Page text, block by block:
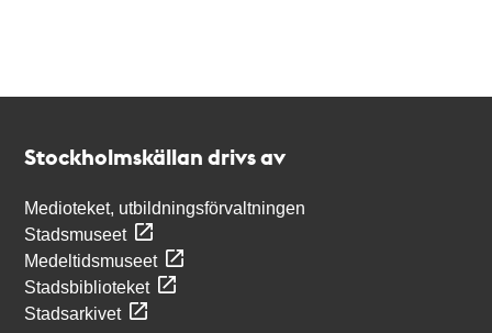
Stockholmskällan drivs av
Medioteket, utbildningsförvaltningen
Stadsmuseet
Medeltidsmuseet
Stadsbiblioteket
Stadsarkivet